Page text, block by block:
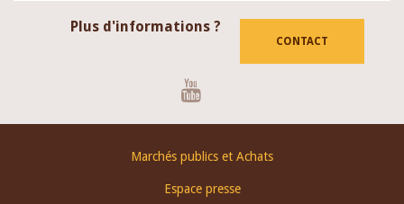
Plus d'informations ?
CONTACT
Marchés publics et Achats
Espace presse